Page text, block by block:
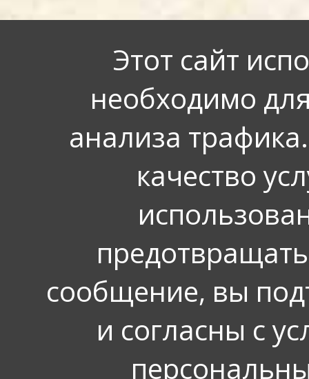
Этот сайт
необходимо
анализа
качество
сообщение, вы
и согласны с